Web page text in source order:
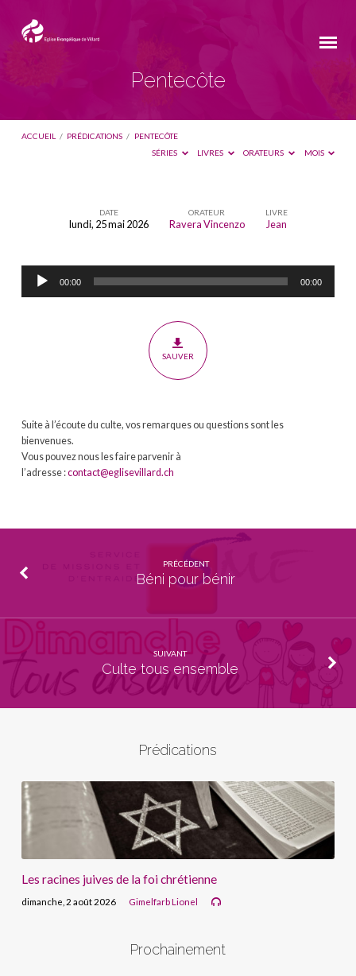
Pentecôte
ACCUEIL / PRÉDICATIONS / PENTECÔTE
SÉRIES
LIVRES ORATEURS MOIS
Pentecôte
DATE
lundi, 25 mai 2026
ORATEUR
Ravera Vincenzo
LIVRE
Jean
Lecteur
audio
00:00 00:00
SAUVER
Suite à l’écoute du culte, vos remarques ou questions sont les
bienvenues.
Vous pouvez nous les faire parvenir à
l’adresse :contact@eglisevillard.ch
PRÉCÉDENT
Béni pour bénir
SUIVANT
Culte tous ensemble
Prédications
Les racines juives de la foi chrétienne
dimanche, 2 août 2026 Gimelfarb Lionel
Prochainement